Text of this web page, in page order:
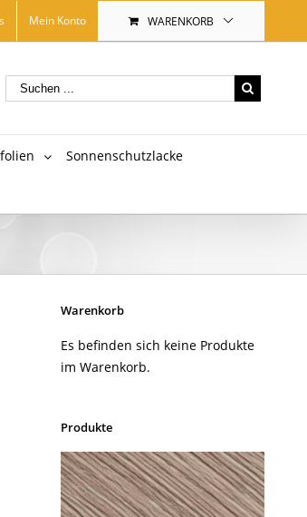
Mein Konto WARENKORB
Sonnenschutzlacke
Warenkorb
Es befinden sich keine Produkte
im Warenkorb.
Produkte